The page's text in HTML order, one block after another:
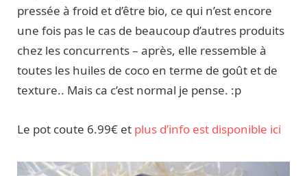
pressée à froid et d’être bio, ce qui n’est encore
une fois pas le cas de beaucoup d’autres produits
chez les concurrents – après, elle ressemble à
toutes les huiles de coco en terme de goût et de
texture.. Mais ca c’est normal je pense. :p
Le pot coute 6.99€ et plus d’info est disponible ici